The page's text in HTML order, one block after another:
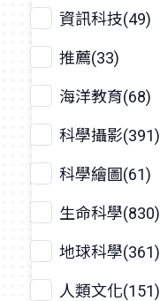
資訊科技(49)
推薦(33)
海洋教育(68)
科學攝影(391)
科學繪圖(61)
生命科學(830)
地球科學(361)
人類文化(151)